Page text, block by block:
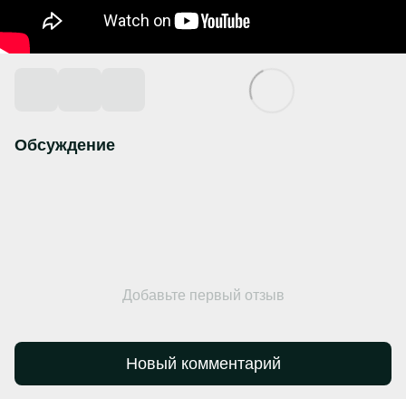
Обсуждение
Добавьте первый отзыв
Новый комментарий